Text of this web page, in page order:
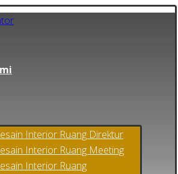
Interior Ruang Direktur
Interior Ruang Meeting
Interior Ruang